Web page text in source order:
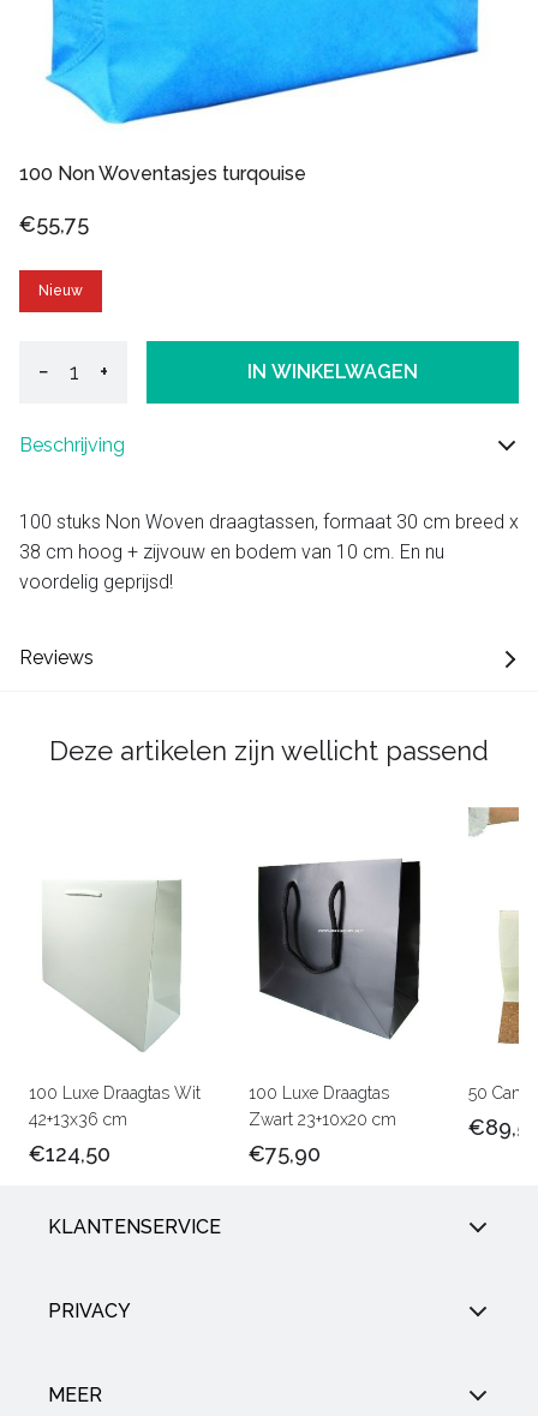
100 Non Woventasjes turqouise
€55,75
Nieuw
− + IN WINKELWAGEN
Beschrijving
100 stuks Non Woven draagtassen, formaat 30 cm breed x
38 cm hoog + zijvouw en bodem van 10 cm. En nu
voordelig geprijsd!
Reviews
Deze artikelen zijn wellicht passend
100 Luxe Draagtas Wit
42+13x36 cm
€124,50
100 Luxe Draagtas
Zwart 23+10x20 cm
€75,90
50
KLANTENSERVICE
PRIVACY
MEER